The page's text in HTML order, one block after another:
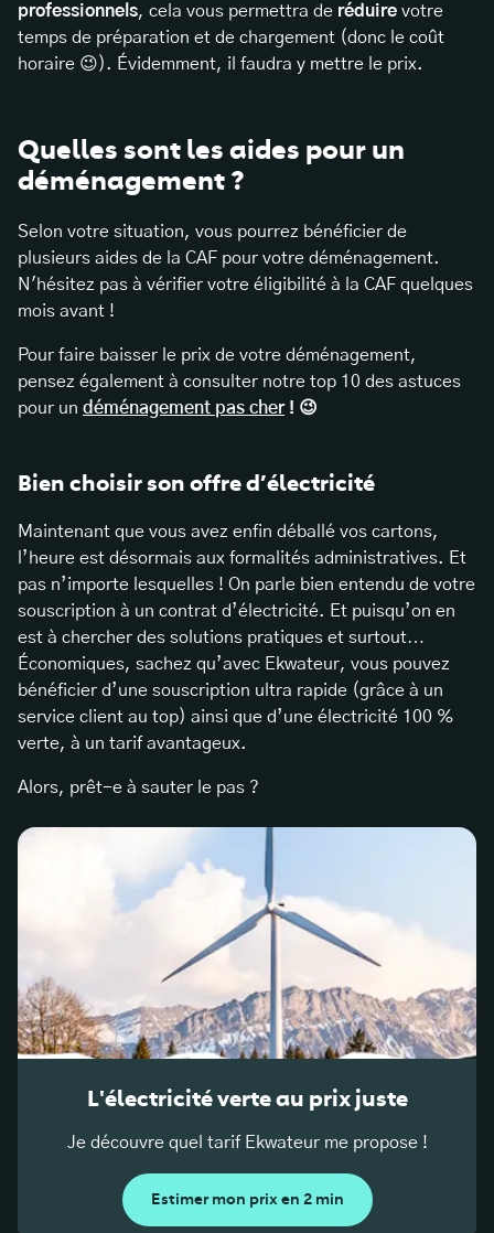
professionnels, cela vous permettra de réduire votre
temps de préparation et de chargement (donc le coût
horaire 😉). Évidemment, il faudra y mettre le prix.
Quelles sont les aides pour un
déménagement ?
Selon votre situation, vous pourrez bénéficier de
plusieurs aides de la CAF pour votre déménagement.
N'hésitez pas à vérifier votre éligibilité à la CAF quelques
mois avant !
Pour faire baisser le prix de votre déménagement,
pensez également à consulter notre top 10 des astuces
pour un déménagement pas cher! 😉
Bien choisir son offre d’électricité
Maintenant que vous avez enfin déballé vos cartons,
l’heure est désormais aux formalités administratives. Et
pas n’importe lesquelles ! On parle bien entendu de votre
souscription à un contrat d’électricité. Et puisqu’on en
est à chercher des solutions pratiques et surtout…
Économiques, sachez qu’avec Ekwateur, vous pouvez
bénéficier d’une souscription ultra rapide (grâce à un
service client au top) ainsi que d’une électricité 100 %
verte, à un tarif avantageux.
Alors, prêt-e à sauter le pas ?
L'électricité verte au prix juste
Je découvre quel tarif Ekwateur me propose !
Estimer mon prix en 2 min